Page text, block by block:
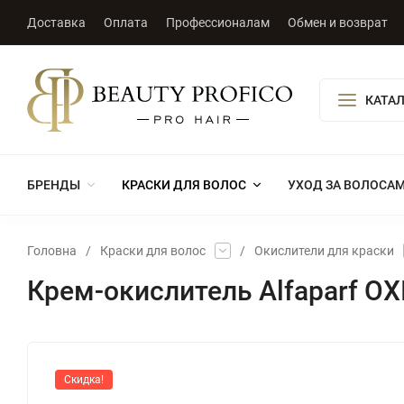
Доставка Оплата Профессионалам Обмен и возврат
БРЕНДЫ КРАСКИ ДЛЯ ВОЛОС УХОД ЗА
Головна / Краски для волос / Окислители для краски
Крем-окислитель Alfaparf
Скидка!